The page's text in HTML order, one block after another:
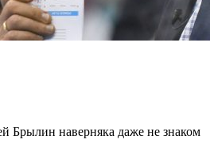
Брылин наверняка даже не знаком